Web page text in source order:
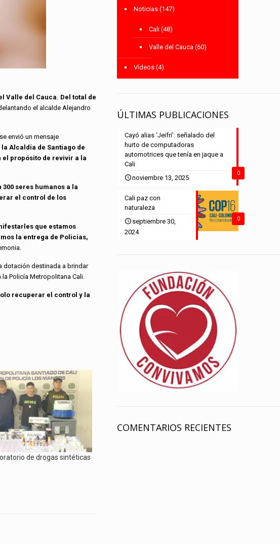
Valle del Cauca. Del total de
el alcalde Alejandro
envió un mensaje
la Alcaldía de Santiago de
propósito de revivir a la
seres humanos a la
el control de los
que estamos
la entrega de Policías,
dotación destinada a brindar
Policía Metropolitana Cali.
recuperar el control y la
de drogas sintéticas
Noticias (147)
Cali (48)
Valle del Cauca (60)
Vídeos (4)
ÚLTIMAS PUBLICACIONES
0
Cayó alias ‘Jeifri’: señalado del
hurto de computadoras
automotrices que tenía en jaque a
Cali
noviembre 13, 2025
0
Cali paz con
naturaleza
septiembre 30,
2024
COMENTARIOS RECIENTES